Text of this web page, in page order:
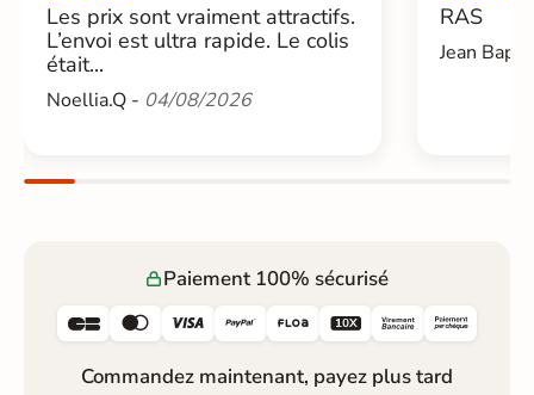
Les prix sont vraiment attractifs.
L’envoi est ultra rapide. Le colis
était...
Noellia.Q - 04/08/2026
RAS
Jean
Paiement 100% sécurisé
     
Commandez maintenant, payez plus tard